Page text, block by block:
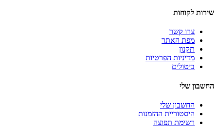
שירות לקוחות
צרו קשר
מפת האתר
תקנון
מדיניות הפרטיות
ביטולים
החשבון שלי
החשבון שלי
היסטוריית ההזמנות
רשימת תפוצה